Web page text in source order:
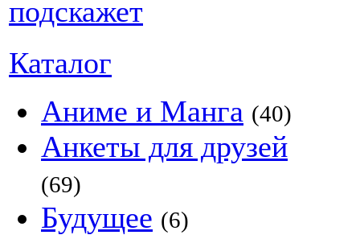
Каталог
Аниме и Манга (40)
Анкеты для друзей
(69)
Будущее (6)